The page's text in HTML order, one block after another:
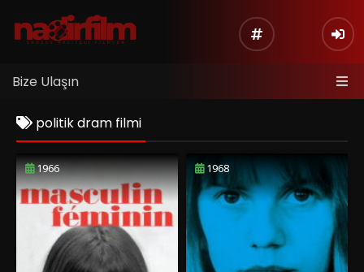
Bize Ulaşın
politik dram filmi
1966 1968